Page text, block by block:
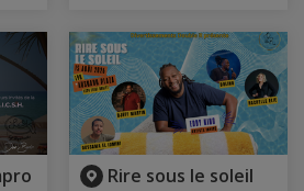
Rire sous le soleil